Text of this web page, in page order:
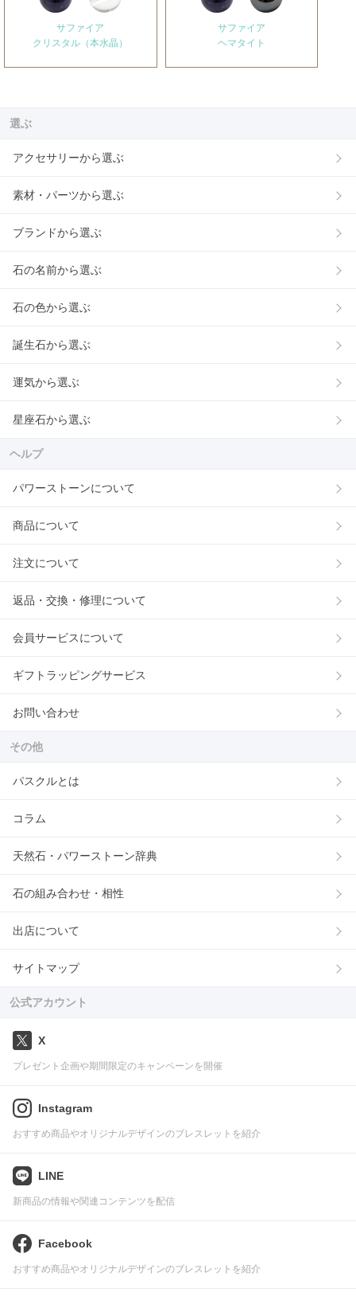
サファイア
クリスタル（本水晶）
サファイア
ヘマタイト
選ぶ
アクセサリーから選ぶ
素材・パーツから選ぶ
ブランドから選ぶ
石の名前から選ぶ
石の色から選ぶ
誕生石から選ぶ
運気から選ぶ
星座石から選ぶ
ヘルプ
パワーストーンについて
商品について
注文について
返品・交換・修理について
会員サービスについて
ギフトラッピングサービス
お問い合わせ
その他
パスクルとは
コラム
天然石・パワーストーン辞典
石の組み合わせ・相性
出店について
サイトマップ
公式アカウント
X
プレゼント企画や期間限定のキャンペーンを開催
Instagram
おすすめ商品やオリジナルデザインのブレスレットを紹介
LINE
新商品の情報や関連コンテンツを配信
Facebook
おすすめ商品やオリジナルデザインのブレスレットを紹介